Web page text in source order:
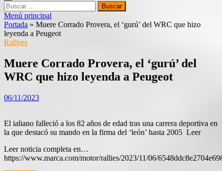
Buscar:
Menú principal
Portada » Muere Corrado Provera, el ‘gurú’ del WRC que hizo
leyenda a Peugeot
Rallyes
Muere Corrado Provera, el ‘gurú’ del
WRC que hizo leyenda a Peugeot
06/11/2023
El ialiano falleció a los 82 años de edad tras una carrera deportiva en
la que destacó su mando en la firma del ‘león’ hasta 2005 Leer
Leer noticia completa en…
https://www.marca.com/motor/rallies/2023/11/06/